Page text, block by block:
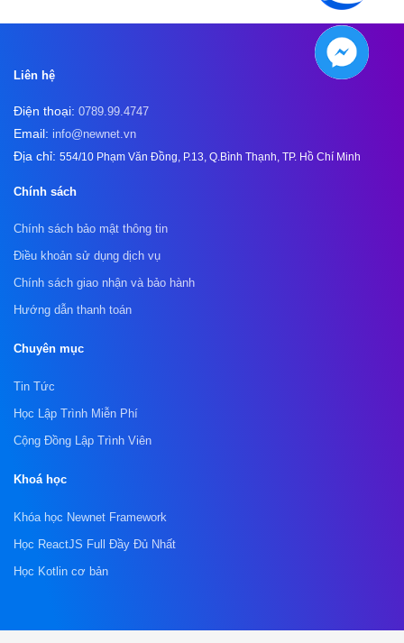
Liên hệ
Điện thoại: 0789.99.4747
Email: info@newnet.vn
Địa chỉ: 554/10 Phạm Văn Đồng, P.13, Q.Bình Thạnh, TP. Hồ Chí Minh
Chính sách
Chính sách bảo mật thông tin
Điều khoản sử dụng dịch vụ
Chính sách giao nhận và bảo hành
Hướng dẫn thanh toán
Chuyên mục
Tin Tức
Học Lập Trình Miễn Phí
Cộng Đồng Lập Trình Viên
Khoá học
Khóa học Newnet Framework
Học ReactJS Full Đầy Đủ Nhất
Học Kotlin cơ bản